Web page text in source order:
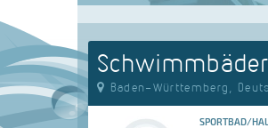
Baden-Württemberg,
SPORTBAD/